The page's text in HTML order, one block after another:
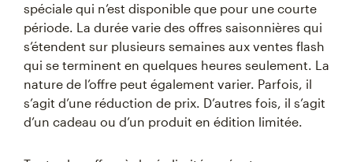
spéciale qui n’est disponible que pour une courte
période. La durée varie des offres saisonnières qui
s’étendent sur plusieurs semaines aux ventes flash
qui se terminent en quelques heures seulement. La
nature de l’offre peut également varier. Parfois, il
s’agit d’une réduction de prix. D’autres fois, il s’agit
d’un cadeau ou d’un produit en édition limitée.